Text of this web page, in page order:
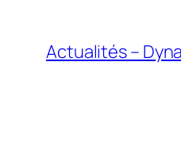
contenu
Actualités –